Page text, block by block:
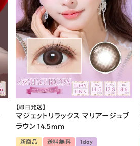
【即日発送】
マジェットリラックス マリアージュブ
ラウン 14.5mm
新商品 送料無料
1day